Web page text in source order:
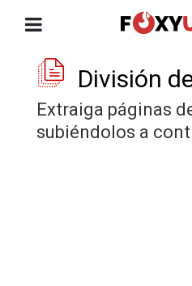
División
Extraiga páginas
subiéndolos a